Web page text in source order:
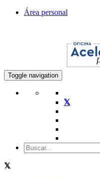
Área personal
Toggle navigation